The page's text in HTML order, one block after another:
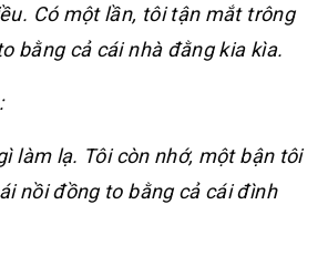
Có một lần, tôi tận mắt trông
bằng cả cái nhà đằng kia kìa.
làm lạ. Tôi còn nhớ, một bận tôi
nồi đồng to bằng cả cái đình